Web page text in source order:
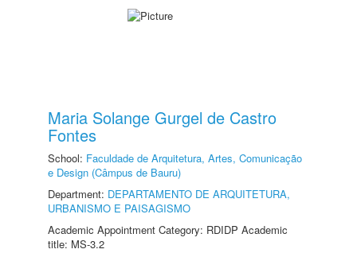
Maria Solange Gurgel de Castro
Fontes
School: Faculdade de Arquitetura, Artes, Comunicação
e Design (Câmpus de Bauru)
Department: DEPARTAMENTO DE ARQUITETURA,
URBANISMO E PAISAGISMO
Academic Appointment Category: RDIDP Academic
title: MS-3.2